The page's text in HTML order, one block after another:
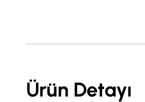
Ürün Detayı